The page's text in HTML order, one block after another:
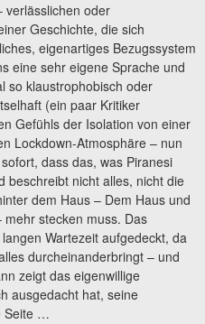
verlässlichen oder
Geschichte, die sich
eigenartiges Bezugssystem
eine sehr eigene Sprache und
so klaustrophobisch oder
(ein paar Kritiker
Gefühls der Isolation von einer
Lockdown-Atmosphäre – nun
dass das, was Piranesi
beschreibt nicht alles, nicht die
dem Haus – Dem Haus und
stecken muss. Das
Wartezeit aufgedeckt, da
durcheinanderbringt – und
zeigt das eigenwillige
ausgedacht hat, seine
Seite …